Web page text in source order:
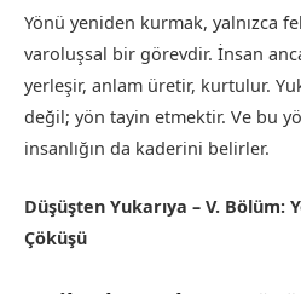
Yönü yeniden kurmak, yalnızca
varoluşsal bir görevdir. İnsan
yerleşir, anlam üretir, kurtulur.
değil; yön tayin etmektir. Ve bu
insanlığın da kaderini belirler.
Düşüşten Yukarıya – V. Bölüm:
Çöküşü